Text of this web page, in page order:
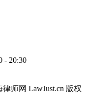
- 20:30
师网 LawJust.cn 版权